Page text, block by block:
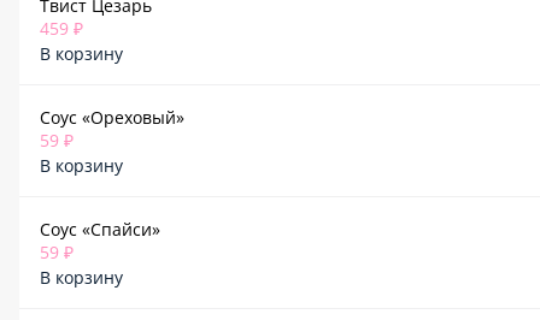
Твист Цезарь
459 ₽
В корзину
Соус «Ореховый»
59 ₽
В корзину
Соус «Спайси»
59 ₽
В корзину